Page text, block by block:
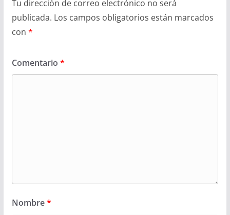
Tu dirección de correo electrónico no será
publicada. Los campos obligatorios están marcados
con *
Comentario *
Nombre*